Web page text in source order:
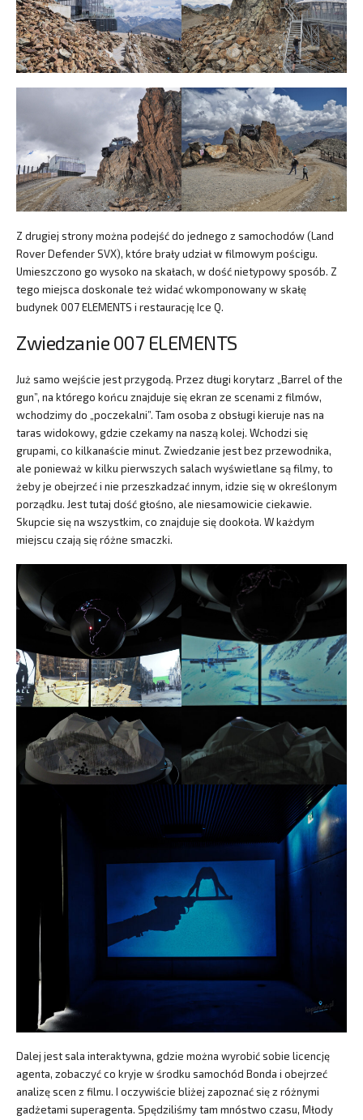
Z drugiej strony można podejść do jednego z samochodów (Land
Rover Defender SVX), które brały udział w filmowym pościgu.
Umieszczono go wysoko na skałach, w dość nietypowy sposób. Z
tego miejsca doskonale też widać wkomponowany w skałę
budynek 007 ELEMENTS i restaurację Ice Q.
Zwiedzanie 007 ELEMENTS
Już samo wejście jest przygodą. Przez długi korytarz „Barrel of the
gun”, na którego końcu znajduje się ekran ze scenami z filmów,
wchodzimy do „poczekalni”. Tam osoba z obsługi kieruje nas na
taras widokowy, gdzie czekamy na naszą kolej. Wchodzi się
grupami, co kilkanaście minut. Zwiedzanie jest bez przewodnika,
ale ponieważ w kilku pierwszych salach wyświetlane są filmy, to
żeby je obejrzeć i nie przeszkadzać innym, idzie się w określonym
porządku. Jest tutaj dość głośno, ale niesamowicie ciekawie.
Skupcie się na wszystkim, co znajduje się dookoła. W każdym
miejscu czają się różne smaczki.
Dalej jest sala interaktywna, gdzie można wyrobić sobie licencję
agenta, zobaczyć co kryje w środku samochód Bonda i obejrzeć
analizę scen z filmu. I oczywiście bliżej zapoznać się z różnymi
gadżetami superagenta. Spędziliśmy tam mnóstwo czasu, Młody